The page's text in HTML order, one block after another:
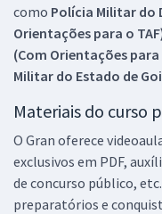
como Polícia Militar do
Orientações para o
(Com Orientações para
Militar do Estado de
Materiais do curso
O Gran oferece
exclusivos em PDF,
de concurso público,
preparatórios e